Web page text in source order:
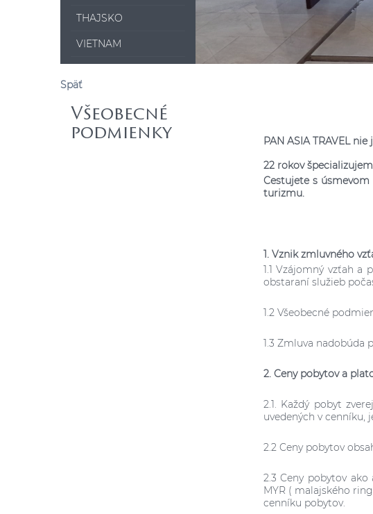
THAJSKO
VIETNAM
Späť
Všeobecné
podmienky
PAN ASIA TRAVEL
22 rokov
Cestujete s
turizmu.
1. Vznik zmluvného
1.1 Vzájomný vzťah a
obstaraní služieb
1.2 Všeobecné
1.3 Zmluva nadobúda
2. Ceny pobytov a
2.1. Každý pobyt
uvedených v cenníku,
2.2 Ceny pobytov
2.3 Ceny pobytov
MYR ( malajského
cenníku pobytov.